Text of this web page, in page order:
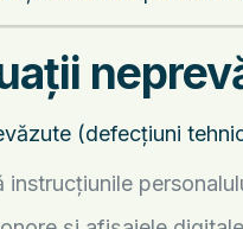
(defecțiuni
instrucțiunile